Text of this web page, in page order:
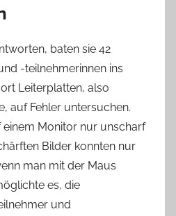
baten sie 42
-teilnehmerinnen ins
Leiterplatten, also
auf Fehler untersuchen.
einem Monitor nur unscharf
Bilder konnten nur
man mit der Maus
es, die
und